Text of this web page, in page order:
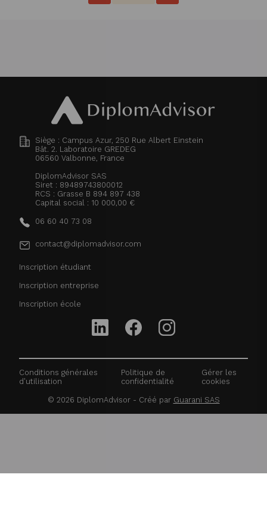
Siège : Campus Azur, 250 Rue Albert Einstein
Bât. 2. Laboratoire GREDEG
06560 Valbonne, France
DiplomAdvisor SAS
Siret : 89489743800012
RCS : Grasse B 894 897 438
Capital social : 10 000,00 €
06 60 40 73 08
contact@diplomadvisor.com
Inscription étudiant
Inscription entreprise
Inscription école
Conditions générales
d'utilisation
Politique de
confidentialité
Gérer les
cookies
© 2026 DiplomAdvisor - Créé par Guarani SAS